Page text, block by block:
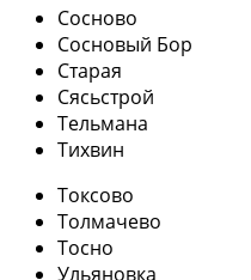
Сосново
Сосновый Бор
Старая
Сясьстрой
Тельмана
Тихвин
Токсово
Толмачево
Тосно
Ульяновка